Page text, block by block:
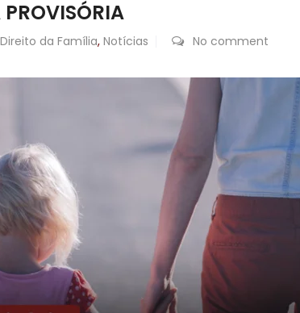
Direito da Família, Notícias No comment